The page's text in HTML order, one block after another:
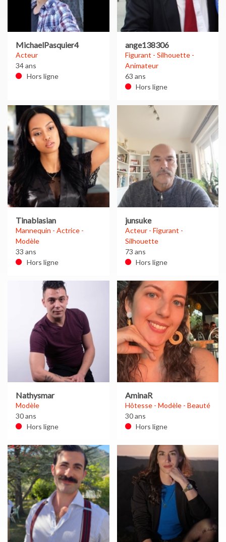
MichaelPasquier4
Acteur
34 ans
Hors ligne
ange138306
Figurant - Silhouette -
Animateur
63 ans
Hors ligne
Tinablasian
Mannequin - Actrice -
Modèle
33 ans
Hors ligne
junsuke
Acteur - Figurant -
Silhouette
73 ans
Hors ligne
Nathysmar
Modèle
30 ans
Hors ligne
AminaR
Hôtesse - Modèle - Beauté
30 ans
Hors ligne